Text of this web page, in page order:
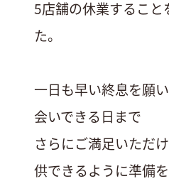
5店舗の休業すること
た。
一日も早い終息を願
会いできる日まで
さらにご満足いただ
供できるように準備を